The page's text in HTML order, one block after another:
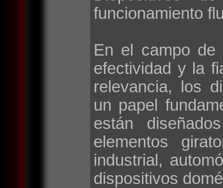
funcionamiento
En el campo de
efectividad y la
relevancia, los
un papel
están
elementos
industrial,
dispositivos